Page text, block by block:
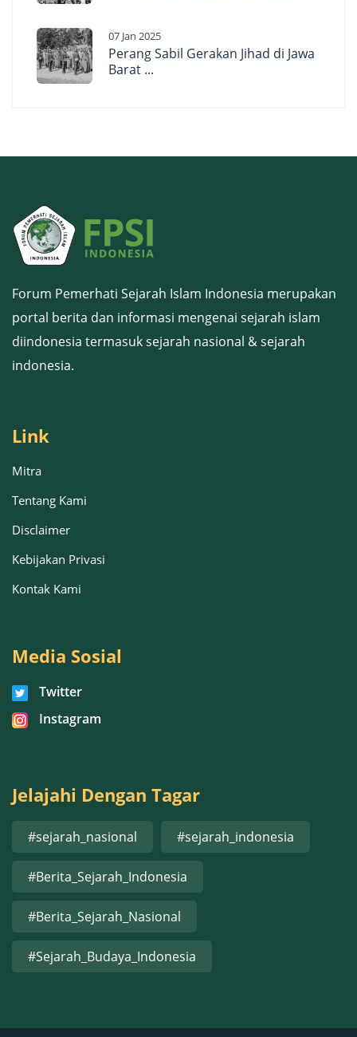
07 Jan 2025
Perang Sabil Gerakan Jihad di Jawa
Barat ...
Forum Pemerhati Sejarah Islam Indonesia merupakan
portal berita dan informasi mengenai sejarah islam
diindonesia termasuk sejarah nasional & sejarah
indonesia.
Link
Mitra
Tentang Kami
Disclaimer
Kebijakan Privasi
Kontak Kami
Media Sosial
Twitter
Instagram
Jelajahi Dengan Tagar
#sejarah_nasional #sejarah_indonesia
#Berita_Sejarah_Indonesia
#Berita_Sejarah_Nasional
#Sejarah_Budaya_Indonesia